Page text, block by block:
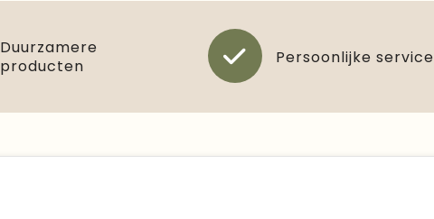
Duurzamere
producten
Persoonlijke service